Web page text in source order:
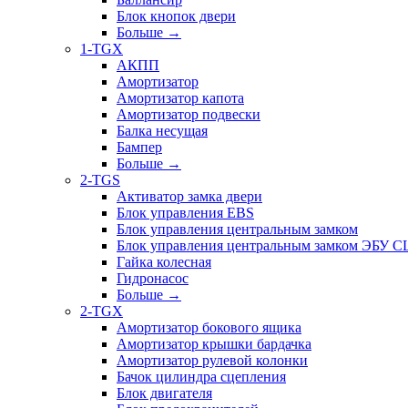
Блок кнопок двери
Больше →
1-TGX
АКПП
Амортизатор
Амортизатор капота
Амортизатор подвески
Балка несущая
Бампер
Больше →
2-TGS
Активатор замка двери
Блок управления EBS
Блок управления центральным замком
Блок управления центральным замком ЭБУ
Гайка колесная
Гидронасос
Больше →
2-TGX
Амортизатор бокового ящика
Амортизатор крышки бардачка
Амортизатор рулевой колонки
Бачок цилиндра сцепления
Блок двигателя